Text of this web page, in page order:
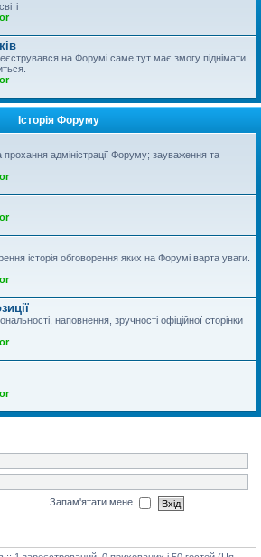
на Форумі саме тут має змогу піднімати
Історія Форуму
прохання адміністрації Форуму; зауваження та
історія обговорення яких на Форумі варта уваги.
наповнення, зручності офіційної сторінки
Запам'ятати мене